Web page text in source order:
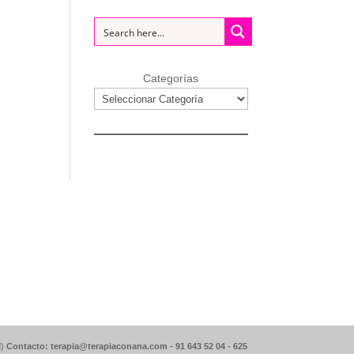
Categorías
Contacto: terapia@terapiaconana.com - 91 643 52 04 - 625